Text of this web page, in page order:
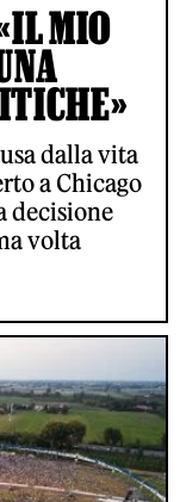
MIO
dalla vita
a Chicago
decisione
volta